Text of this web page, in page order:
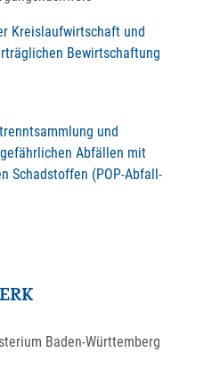
Kreislaufwirtschaft und
Bewirtschaftung
und
Abfällen mit
Schadstoffen (POP-Abfall-
Baden-Württemberg